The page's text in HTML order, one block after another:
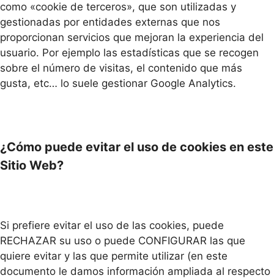
como «cookie de terceros», que son utilizadas y
gestionadas por entidades externas que nos
proporcionan servicios que mejoran la experiencia del
usuario. Por ejemplo las estadísticas que se recogen
sobre el número de visitas, el contenido que más
gusta, etc… lo suele gestionar Google Analytics.
¿Cómo puede evitar el uso de cookies en este
Sitio Web?
Si prefiere evitar el uso de las cookies, puede
RECHAZAR su uso o puede CONFIGURAR las que
quiere evitar y las que permite utilizar (en este
documento le damos información ampliada al respecto